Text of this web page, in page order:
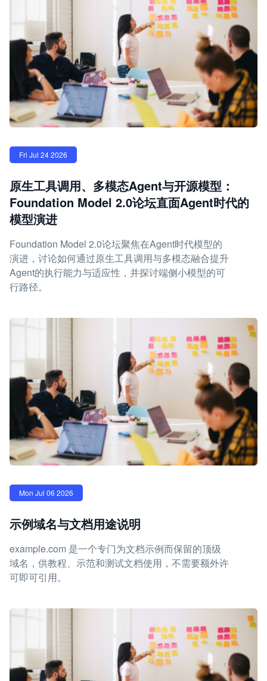
Fri Jul 24 2026
原生工具调用、多模态Agent与开源模型：
Foundation Model 2.0论坛直面Agent时代的
模型演进
Foundation Model 2.0论坛聚焦在Agent时代模型的
演进，讨论如何通过原生工具调用与多模态融合提升
Agent的执行能力与适应性，并探讨端侧小模型的可
行路径。
Mon Jul 06 2026
示例域名与文档用途说明
example.com 是一个专门为文档示例而保留的顶级
域名，供教程、示范和测试文档使用，不需要额外许
可即可引用。